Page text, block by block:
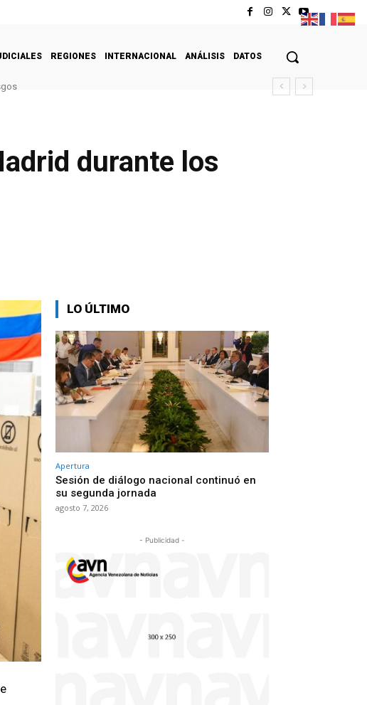
REGIONES INTERNACIONAL ANÁLISIS DATOS
durante los
LO ÚLTIMO
Apertura
Sesión de diálogo nacional continuó en
su segunda jornada
agosto 7, 2026
- Publicidad -